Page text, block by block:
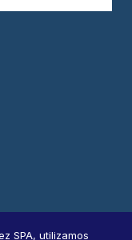
SPA, utilizamos
Personales